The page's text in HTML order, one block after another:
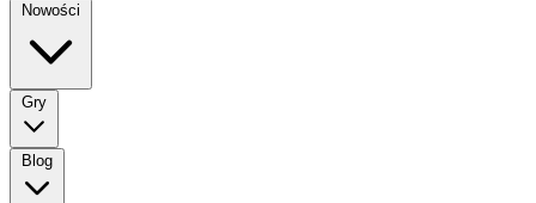
Nowości
Gry
Blog